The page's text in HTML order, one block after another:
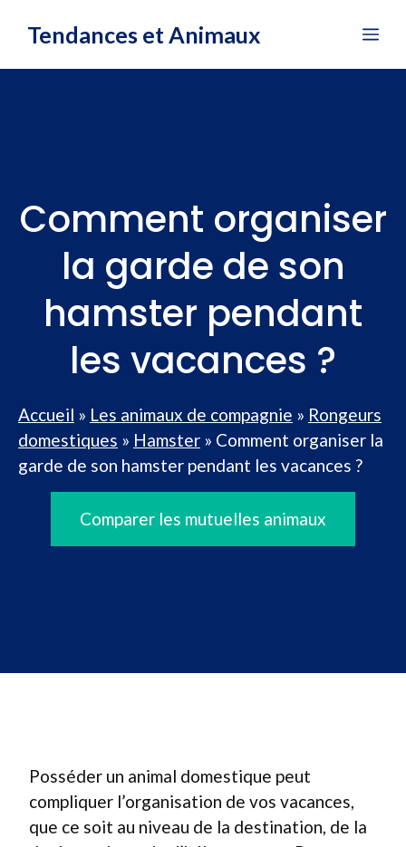
Tendances et Animaux
Comment organiser
la garde de son
hamster pendant
les vacances ?
Accueil » Les animaux de compagnie » Rongeurs
domestiques » Hamster » Comment organiser la
garde de son hamster pendant les vacances ?
Comparer les mutuelles animaux
Posséder un animal domestique peut
compliquer l’organisation de vos vacances,
que ce soit au niveau de la destination, de la